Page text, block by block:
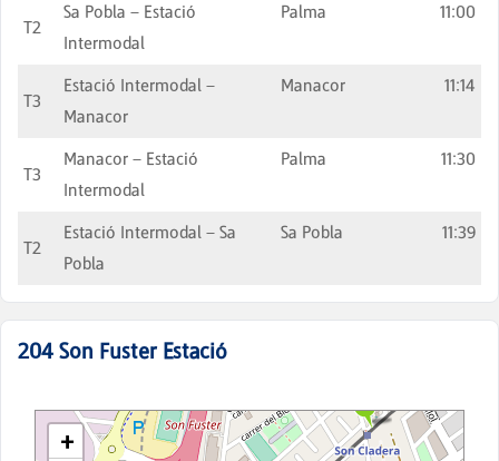
T2
Sa Pobla – Estació
Intermodal
Palma 11:00
T3
Estació Intermodal –
Manacor
Manacor 11:14
T3
Manacor – Estació
Intermodal
Palma 11:30
T2
Estació Intermodal – Sa
Pobla
Sa Pobla 11:39
204 Son Fuster Estació